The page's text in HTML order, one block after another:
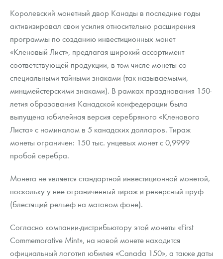
Аксессуары
Гарри Поттер
Год Лошади
Флот: ледоколы и корабли
Жетоны "Необыкновенные обитатели глубин"
Ювелирные изделия
Русская нумизматика
Золотая карманная галерея
Наборы подарочных и коллекционных монет
Книги по нумизматике
Памятка для работы с монетами из драгметаллов
Условия возврата
Монеты
Политика конфиденциальности
Политика использования Cookies
Положение по обработке и защите персональных данных
Скупка слитков
Наши преимущества
Письмо директору
Пресс-служба
Королевский монетный двор Канады в последние годы
активизировал свои усилия относительно расширения
программы по созданию инвестиционных монет
«Кленовый Лист», предлагая широкий ассортимент
соответствующей продукции, в том числе монеты со
специальными тайными знаками (так называемыми,
минцмейстерскими знаками). В рамках празднования 150-
летия образования Канадской конфедерации была
выпущена юбилейная версия серебряного «Кленового
Листа» с номиналом в 5 канадских долларов. Тираж
монеты ограничен: 150 тыс. унцевых монет с 0,9999
пробой серебра.
Монета не является стандартной инвестиционной монетой,
поскольку у нее ограниченный тираж и реверсный пруф
(блестящий рельеф на матовом фоне).
Согласно компании-дистрибьютору этой монеты «First
Commemorative Mint», на новой монете находится
официальный логотип юбилея «Canada 150», а также даты